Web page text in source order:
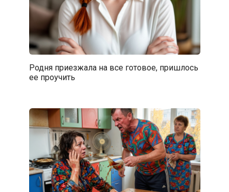
Родня приезжала на все готовое, пришлось
ее проучить